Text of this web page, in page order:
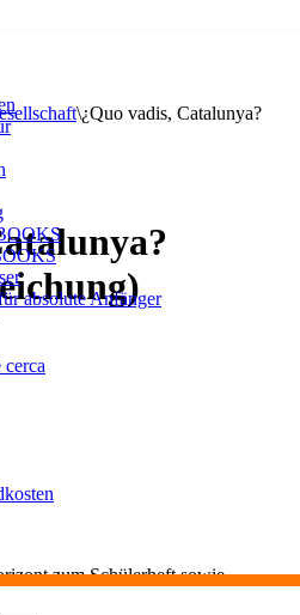
absolute Anfänger
\¿Quo vadis, Catalunya?
cerca
zum Schülerheft sowie